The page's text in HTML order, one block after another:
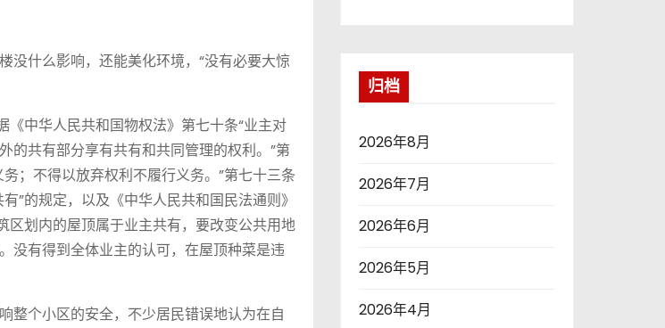
什么影响，还能美化环境，“没有必要大惊
中华人民共和国物权法》第七十条“业主对
的共有部分享有共有和共同管理的权利。”第
；不得以放弃权利不履行义务。”第七十三条
”的规定，以及《中华人民共和国民法通则》
区划内的屋顶属于业主共有，要改变公共用地
没有得到全体业主的认可，在屋顶种菜是违
个小区的安全，不少居民错误地认为在自
归档
2026年8月
2026年7月
2026年6月
2026年5月
2026年4月